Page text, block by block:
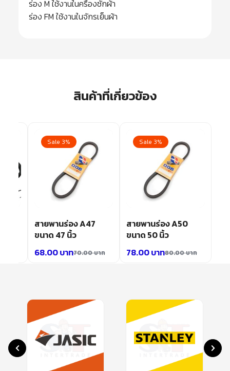
ร่อง M ใช้งานในครื่องซักผ้า
ร่อง FM ใช้งานในจักรเย็นผ้า
สินค้าที่เกี่ยวข้อง
Sale 3%
สายพานร่อง A47
ขนาด 47 นิ้ว
70.00บาท
68.00บาท
Sale 3%
สายพานร่อง A50
ขนาด 50 นิ้ว
80.00บาท
78.00บาท